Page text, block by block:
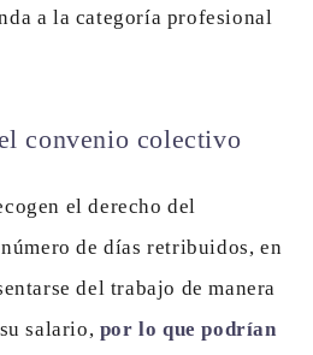
a la categoría profesional
convenio colectivo
el derecho del
de días retribuidos, en
del trabajo de manera
salario, por lo que podrían